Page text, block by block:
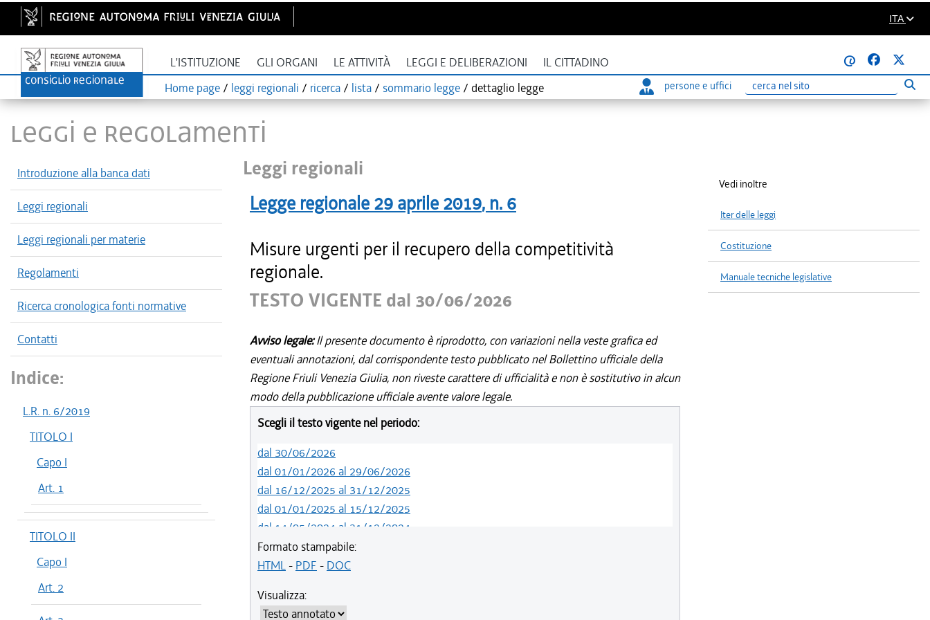
ITA
L'ISTITUZIONE GLI ORGANI LE ATTIVITÀ LEGGI E DELIBERAZIONI IL CITTADINO
@
Home page / leggi regionali / ricerca / lista / sommario legge / dettaglio legge persone e uffici
Ricerca
LEGGI E REGOLAMENTI
Introduzione alla banca dati
Leggi regionali
Leggi regionali per materie
Regolamenti
Ricerca cronologica fonti normative
Contatti
Indice:
L.R. n. 6/2019
TITOLO I
Capo I
Art. 1
TITOLO II
Capo I
Art. 2
Leggi regionali
Legge regionale 29 aprile 2019, n. 6
Misure urgenti per il recupero della competitività
regionale.
TESTO VIGENTE dal 30/06/2026
Avviso legale:Il presente documento è riprodotto, con variazioni nella veste grafica ed
eventuali annotazioni, dal corrispondente testo pubblicato nel Bollettino ufficiale della
Regione Friuli Venezia Giulia, non riveste carattere di ufficialità e non è sostitutivo in alcun
modo della pubblicazione ufficiale avente valore legale.
Scegli il testo vigente nel periodo:
dal 30/06/2026
dal 01/01/2026 al 29/06/2026
dal 16/12/2025 al 31/12/2025
dal 01/01/2025 al 15/12/2025
dal 14/05/2024 al 31/12/2024
dal 12/08/2023 al 13/05/2024
dal 05/08/2022 al 11/08/2023
dal 12/08/2021 al 05/11/2021
Formato stampabile:
HTML- PDF - DOC
Visualizza:
Vedi inoltre
Iter delle leggi
Costituzione
Manuale tecniche legislative